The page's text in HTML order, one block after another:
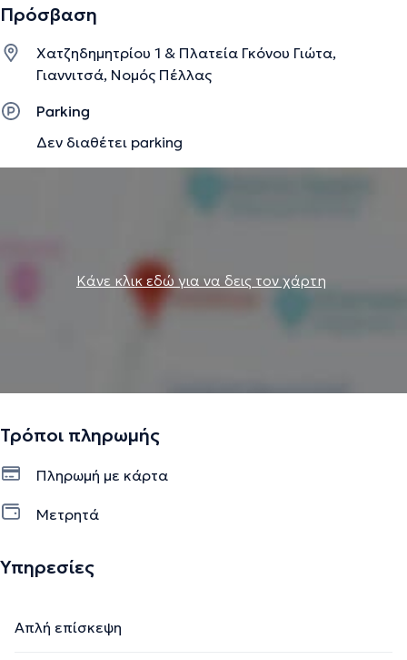
Πρόσβαση
Χατζηδημητρίου 1 & Πλατεία Γκόνου Γιώτα,
Γιαννιτσά, Νομός Πέλλας
Parking
Δεν διαθέτει parking
Κάνε κλικ εδώ για να δεις τον χάρτη
Τρόποι πληρωμής
Πληρωμή με κάρτα
Μετρητά
Υπηρεσίες
Απλή επίσκεψη